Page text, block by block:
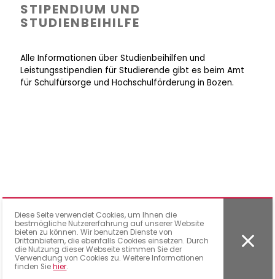
STIPENDIUM UND
STUDIENBEIHILFE
Alle Informationen über Studienbeihilfen und
Leistungsstipendien für Studierende gibt es beim Amt
für Schulfürsorge und Hochschulförderung in Bozen.
KONTAKT
AMT FÜR
Diese Seite verwendet Cookies, um Ihnen die
bestmögliche Nutzererfahrung auf unserer Website
bieten zu können. Wir benutzen Dienste von
Drittanbietern, die ebenfalls Cookies einsetzen. Durch
die Nutzung dieser Webseite stimmen Sie der
Verwendung von Cookies zu. Weitere Informationen
finden Siehier.